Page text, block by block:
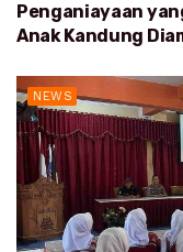
Penganiayaan
Anak Kandung
NEWS